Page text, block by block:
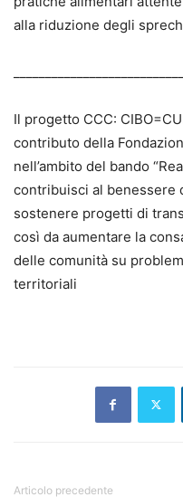
alla riduzione degli
Il progetto CCC:
contributo della
nell’ambito del bando
contribuisci al benessere
sostenere progetti di
così da aumentare la
delle comunità su
territoriali
Articolo precedente